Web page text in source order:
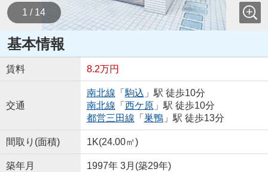
1 / 14
基本情報
賃料 8.2万円
交通
南北線 「 駒込 」駅 徒歩10分
南北線 「 西ケ原」駅 徒歩10分
都営三田線 「 巣鴨」駅 徒歩13分
間取り(面積) 1K(24.00㎡)
築年月 1997年 3月(築29年)